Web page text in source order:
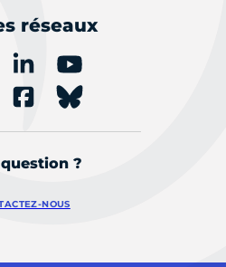
réseaux
?
NOUS